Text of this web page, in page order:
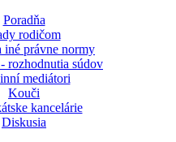
Poradňa
rodičom
iné právne normy
rozhodnutia súdov
mediátori
Kouči
kancelárie
Diskusia